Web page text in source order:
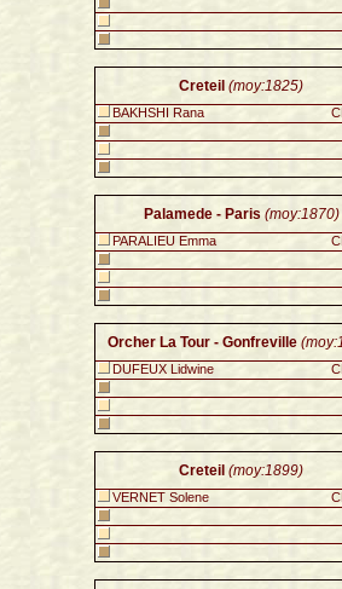
Creteil (moy:1825)
BAKHSHI Rana
Palamede - Paris (moy:1870)
PARALIEU Emma
Orcher La Tour - Gonfreville
DUFEUX Lidwine
Creteil (moy:1899)
VERNET Solene